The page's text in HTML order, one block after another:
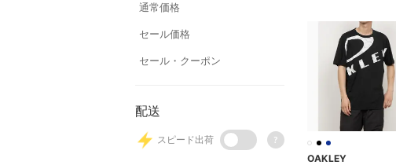
通常価格
セール価格
セール・クーポン
配送
スピード出荷 ?
OAKLEY